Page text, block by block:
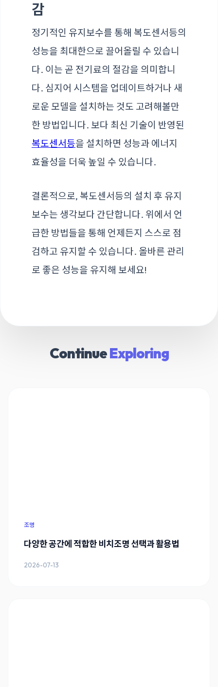
감
정기적인 유지보수를 통해 복도센서등의
성능을 최대한으로 끌어올릴 수 있습니
다. 이는 곧 전기료의 절감을 의미합니
다. 심지어 시스템을 업데이트하거나 새
로운 모델을 설치하는 것도 고려해볼만
한 방법입니다. 보다 최신 기술이 반영된
복도센서등을 설치하면 성능과 에너지
효율성을 더욱 높일 수 있습니다.
결론적으로, 복도센서등의 설치 후 유지
보수는 생각보다 간단합니다. 위에서 언
급한 방법들을 통해 언제든지 스스로 점
검하고 유지할 수 있습니다. 올바른 관리
로 좋은 성능을 유지해 보세요!
ContinueExploring
조명
다양한 공간에 적합한 비치조명 선택과 활용법
2026-07-13